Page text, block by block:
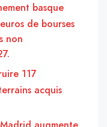
basque
de bourses
non
117
acquis